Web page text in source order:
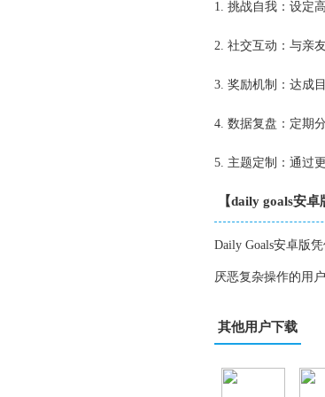
1. 挑战自我：设定
2. 社交互动：与亲
3. 奖励机制：达成
4. 数据复盘：定期
5. 主题定制：通过
【daily goals安卓
Daily Goals安卓版
厌恶复杂操作的用
其他用户下载